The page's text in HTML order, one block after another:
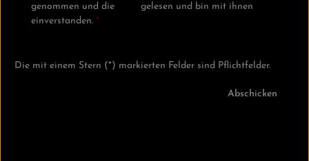
genommen und die
gelesen und bin mit ihnen
einverstanden. *
Die mit einem Stern (*) markierten Felder sind Pflichtfelder.
Abschicken